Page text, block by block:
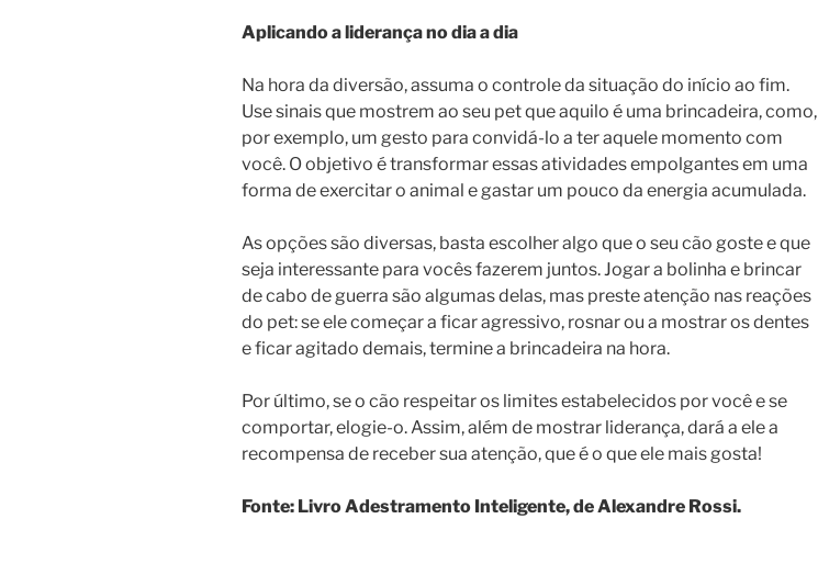
Aplicando a liderança no dia a dia
Na hora da diversão, assuma o controle da situação do início ao fim.
Use sinais que mostrem ao seu pet que aquilo é uma brincadeira, como,
por exemplo, um gesto para convidá-lo a ter aquele momento com
você. O objetivo é transformar essas atividades empolgantes em uma
forma de exercitar o animal e gastar um pouco da energia acumulada.
As opções são diversas, basta escolher algo que o seu cão goste e que
seja interessante para vocês fazerem juntos. Jogar a bolinha e brincar
de cabo de guerra são algumas delas, mas preste atenção nas reações
do pet: se ele começar a ficar agressivo, rosnar ou a mostrar os dentes
e ficar agitado demais, termine a brincadeira na hora.
Por último, se o cão respeitar os limites estabelecidos por você e se
comportar, elogie-o. Assim, além de mostrar liderança, dará a ele a
recompensa de receber sua atenção, que é o que ele mais gosta!
Fonte: Livro Adestramento Inteligente, de Alexandre Rossi.